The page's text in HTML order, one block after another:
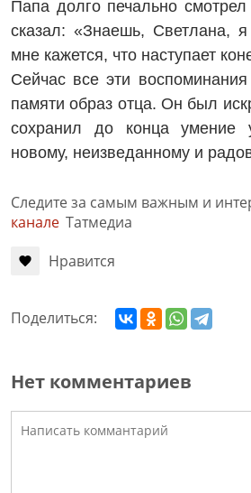
Папа долго печально
сказал: «Знаешь, Светлана,
мне кажется, что наступает
Сейчас все эти
памяти образ отца. Он был
сохранил до конца умение
новому, неизведанному и
Следите за самым важным и
канале Татмедиа
Нравится
Поделиться:
Нет комментариев